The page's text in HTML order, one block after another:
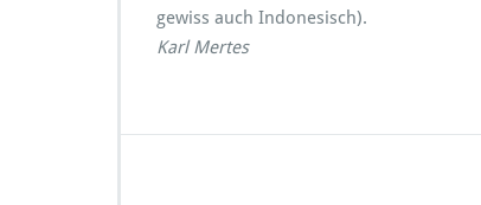
gewiss auch Indonesisch).
Karl Mertes